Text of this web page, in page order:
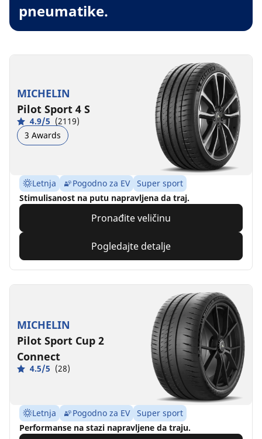
pneumatike.
MICHELIN
Pilot Sport 4 S
4.9/5 (2119)
3 Awards
Letnja Pogodno za EV
Super sport
Stimulisanost na putu napravljena da traj.
Pronađite veličinu
Pogledajte detalje
MICHELIN
Pilot Sport Cup 2
Connect
4.5/5 (28)
Letnja Pogodno za EV
Super sport
Performanse na stazi napravljene da traju.